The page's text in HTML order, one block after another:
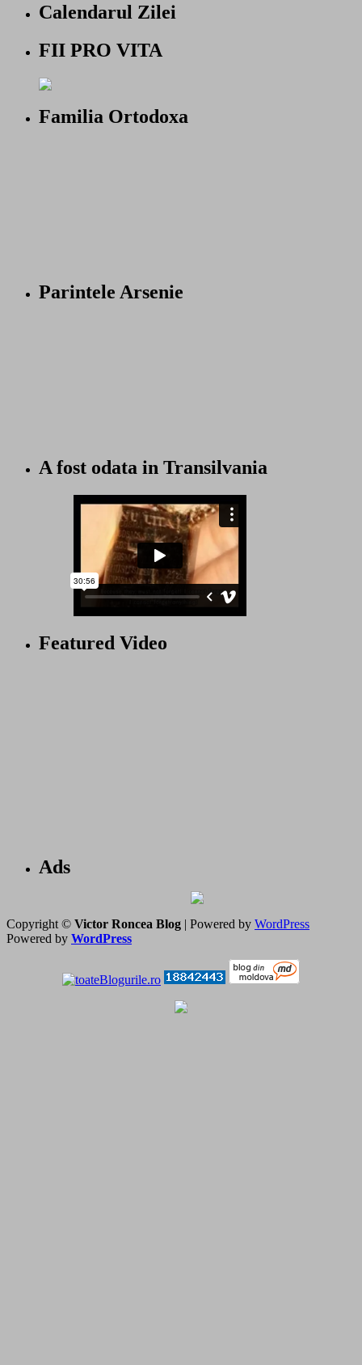
Calendarul Zilei
FII PRO VITA
Familia Ortodoxa
Parintele Arsenie
A fost odata in Transilvania
Featured Video
Ads
Copyright © Victor Roncea Blog | Powered by WordPress
Powered by WordPress